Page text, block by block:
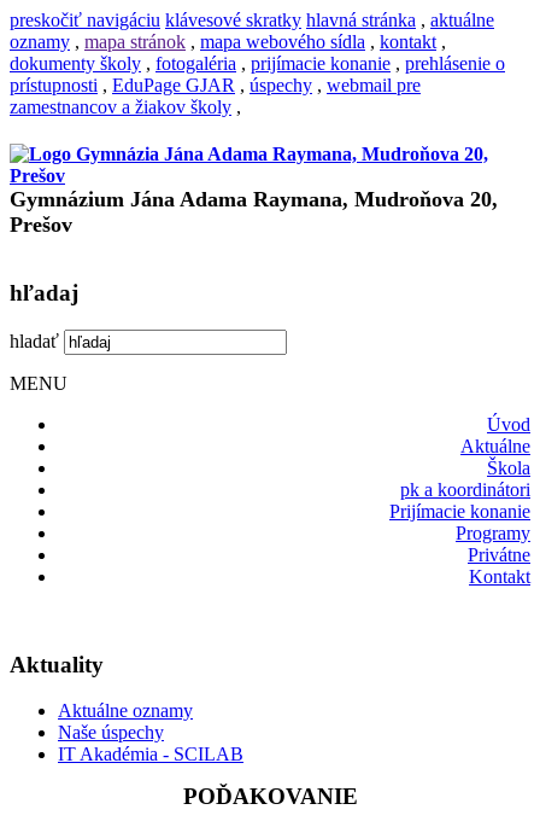
preskočiť navigáciu klávesové skratky hlavná stránka , aktuálne
oznamy , mapa stránok , mapa webového sídla , kontakt ,
dokumenty školy , fotogaléria , prijímacie konanie , prehlásenie o
prístupnosti , EduPage GJAR , úspechy , webmail pre
zamestnancov a žiakov školy ,
Gymnázium Jána Adama Raymana, Mudroňova 20,
Prešov
hľadaj
hladať
MENU
Úvod
Aktuálne
Škola
pk a koordinátori
Prijímacie konanie
Programy
Privátne
Kontakt
Aktuality
Aktuálne oznamy
Naše úspechy
IT Akadémia - SCILAB
POĎAKOVANIE